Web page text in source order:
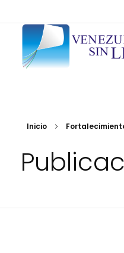
Inicio